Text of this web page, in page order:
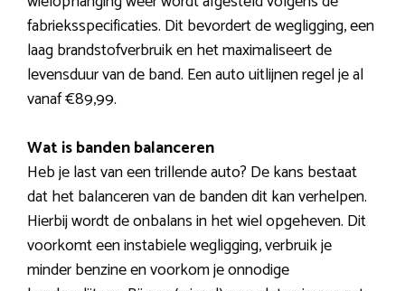
fabrieksspecificaties. Dit bevordert de wegligging, een
laag brandstofverbruik en het maximaliseert de
levensduur van de band. Een auto uitlijnen regel je al
vanaf €89,99.
Wat is banden balanceren
Heb je last van een trillende auto? De kans bestaat
dat het balanceren van de banden dit kan verhelpen.
Hierbij wordt de onbalans in het wiel opgeheven. Dit
voorkomt een instabiele wegligging, verbruik je
minder benzine en voorkom je onnodige